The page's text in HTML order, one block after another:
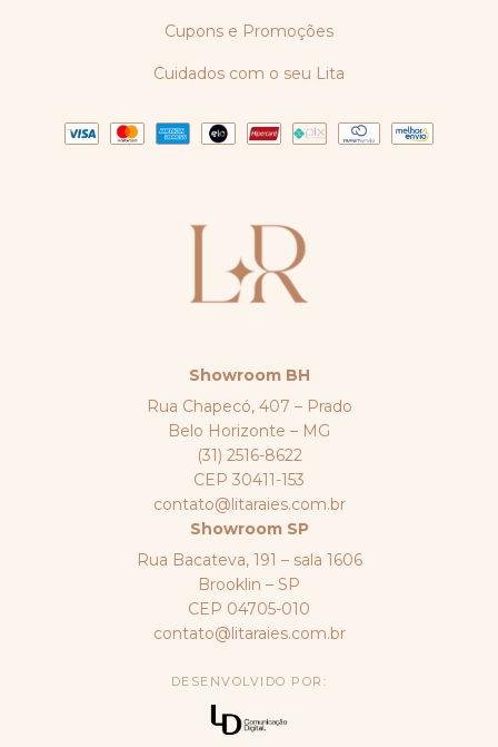
Cupons e Promoções
Cuidados com o seu Lita
Showroom BH
Rua Chapecó, 407 – Prado
Belo Horizonte – MG
(31) 2516-8622
CEP 30411-153
contato@litaraies.com.br
Showroom SP
Rua Bacateva, 191 – sala 1606
Brooklin – SP
CEP 04705-010
contato@litaraies.com.br
DESENVOLVIDO POR: